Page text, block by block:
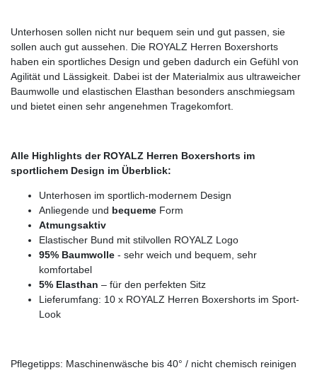
Unterhosen sollen nicht nur bequem sein und gut passen, sie
sollen auch gut aussehen. Die ROYALZ Herren Boxershorts
haben ein sportliches Design und geben dadurch ein Gefühl von
Agilität und Lässigkeit. Dabei ist der Materialmix aus ultraweicher
Baumwolle und elastischen Elasthan besonders anschmiegsam
und bietet einen sehr angenehmen Tragekomfort.
Alle Highlights der ROYALZ Herren Boxershorts im
sportlichem Design im Überblick:
Unterhosen im sportlich-modernem Design
Anliegende und bequeme Form
Atmungsaktiv
Elastischer Bund mit stilvollen ROYALZ Logo
95% Baumwolle - sehr weich und bequem, sehr
komfortabel
5% Elasthan – für den perfekten Sitz
Lieferumfang: 10 x ROYALZ Herren Boxershorts im Sport-
Look
Pflegetipps: Maschinenwäsche bis 40° / nicht chemisch reinigen